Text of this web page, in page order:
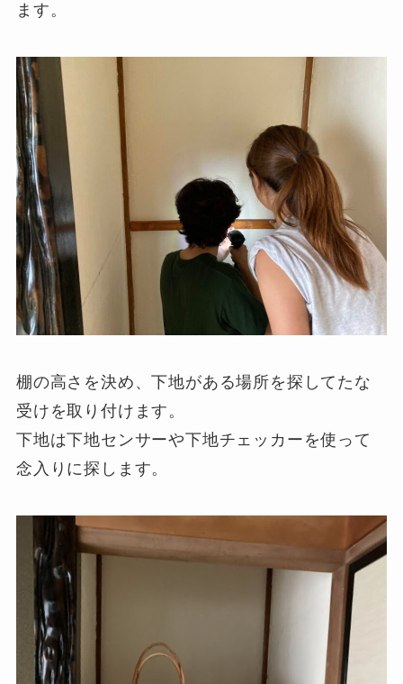
ます。
棚の高さを決め、下地がある場所を探してたな
受けを取り付けます。
下地は下地センサーや下地チェッカーを使って
念入りに探します。